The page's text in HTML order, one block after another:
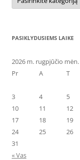
PASIKLYDUSIEMS LAIKE
2026 m. rugpjūčio mėn.
Pr
A T
3
4 5
10
11 12
17
18 19
24
25 26
31
« Vas